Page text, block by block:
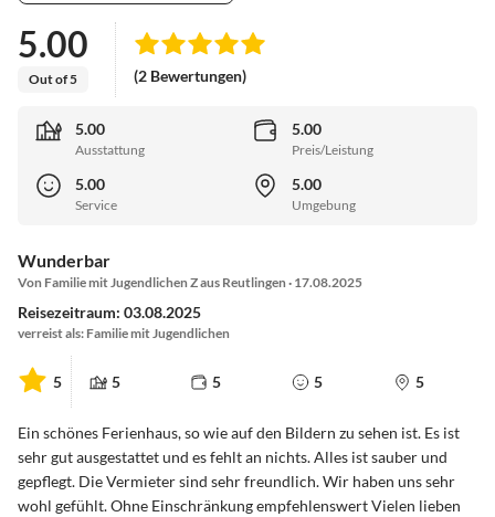
5.00
Out of 5 (2 Bewertungen)
5.00
Ausstattung
5.00
Preis/Leistung
5.00
Service
5.00
Umgebung
Wunderbar
Von Familie mit Jugendlichen Z aus Reutlingen · 17.08.2025
Reisezeitraum: 03.08.2025
verreist als: Familie mit Jugendlichen
5 5 5 5 5
Ein schönes Ferienhaus, so wie auf den Bildern zu sehen ist. Es ist
sehr gut ausgestattet und es fehlt an nichts. Alles ist sauber und
gepflegt. Die Vermieter sind sehr freundlich. Wir haben uns sehr
wohl gefühlt. Ohne Einschränkung empfehlenswert Vielen lieben